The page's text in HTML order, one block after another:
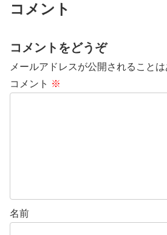
コメント
コメントをどうぞ
メールアドレスが公開されることは
コメント ※
名前